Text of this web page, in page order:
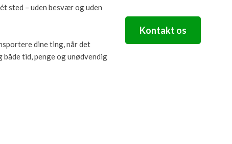
sted – uden besvær og uden
dine ting, når det
tid, penge og unødvendig
Kontakt os